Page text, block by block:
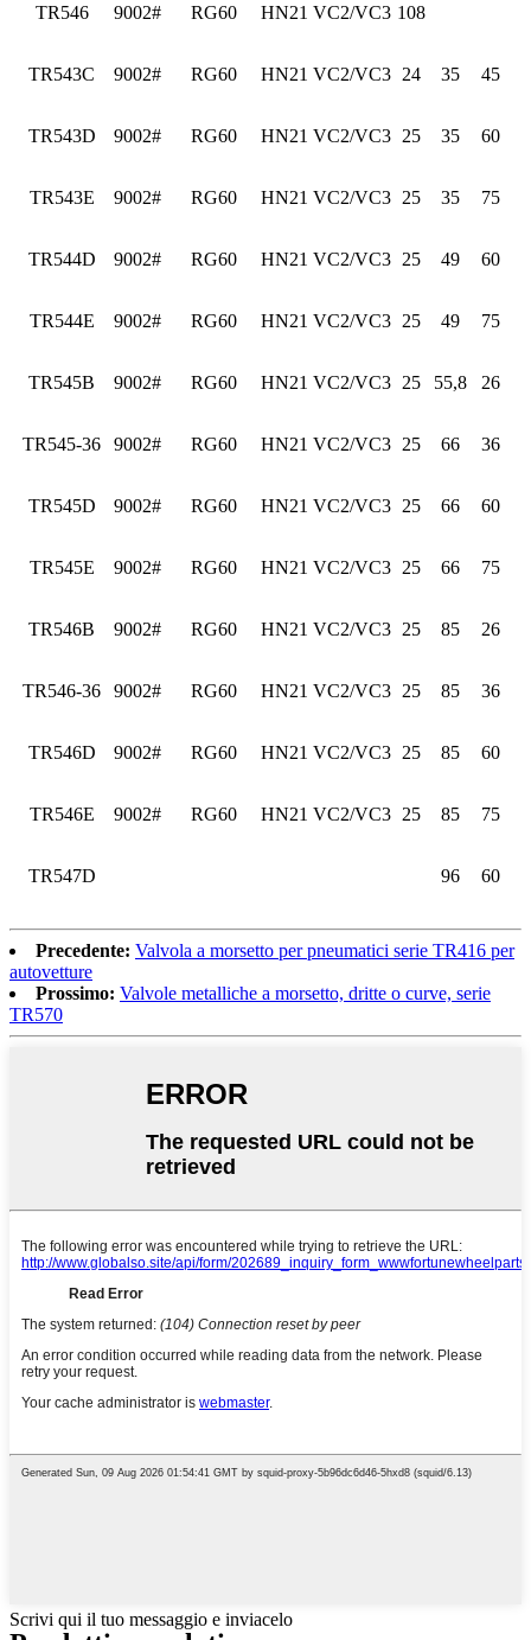
TR546 9002# RG60 HN21 VC2/VC3 108
TR543C 9002# RG60 HN21 VC2/VC3 24 35 45
TR543D 9002# RG60 HN21 VC2/VC3 25 35 60
TR543E 9002# RG60 HN21 VC2/VC3 25 35 75
TR544D 9002# RG60 HN21 VC2/VC3 25 49 60
TR544E 9002# RG60 HN21 VC2/VC3 25 49 75
TR545B 9002# RG60 HN21 VC2/VC3 25 55,8 26
TR545-36 9002# RG60 HN21 VC2/VC3 25 66 36
TR545D 9002# RG60 HN21 VC2/VC3 25 66 60
TR545E 9002# RG60 HN21 VC2/VC3 25 66 75
TR546B 9002# RG60 HN21 VC2/VC3 25 85 26
TR546-36 9002# RG60 HN21 VC2/VC3 25 85 36
TR546D 9002# RG60 HN21 VC2/VC3 25 85 60
TR546E 9002# RG60 HN21 VC2/VC3 25 85 75
TR547D 96 60
Precedente: Valvola a morsetto per pneumatici serie TR416 per
autovetture
Prossimo: Valvole metalliche a morsetto, dritte o curve, serie
TR570
Scrivi qui il tuo messaggio e inviacelo